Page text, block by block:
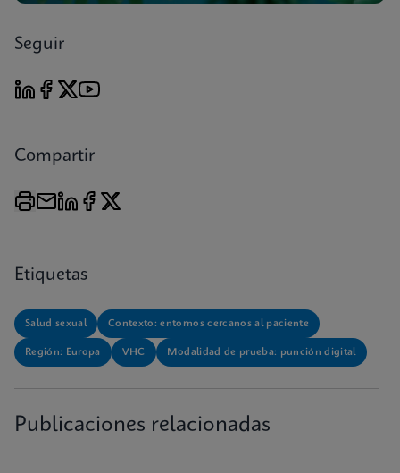
Seguir
Compartir
Etiquetas
Salud sexual Contexto: entornos cercanos al paciente
Región: Europa VHC Modalidad de prueba: punción digital
Publicaciones relacionadas